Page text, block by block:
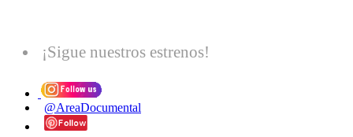
¡Sigue nuestros estrenos!
@AreaDocumental